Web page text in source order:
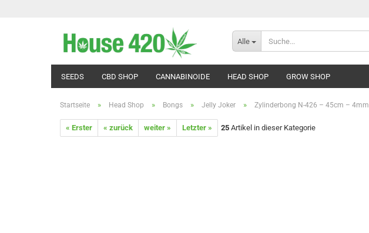
Alle
SEEDS CBD SHOP CANNABINOIDE HEAD SHOP GROW SHOP
Startseite » Head Shop » Bongs » Jelly Joker » Zylinderbong N-426 – 45cm – 4mm
« Erster « zurück weiter » Letzter » 25 Artikel in dieser Kategorie